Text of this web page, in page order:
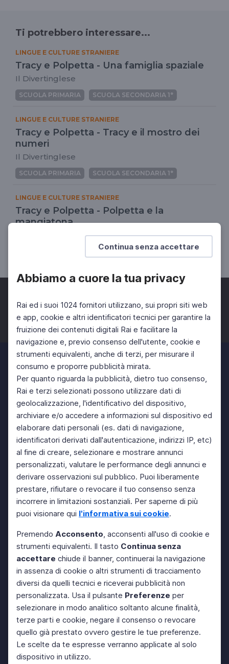
Continua senza accettare
Abbiamo a cuore la tua privacy
Rai ed i suoi 1024 fornitori utilizzano, sui propri siti web
e app, cookie e altri identificatori tecnici per garantire la
fruizione dei contenuti digitali Rai e facilitare la
navigazione e, previo consenso dell'utente, cookie e
strumenti equivalenti, anche di terzi, per misurare il
consumo e proporre pubblicità mirata.
Per quanto riguarda la pubblicità, dietro tuo consenso,
Rai e terzi selezionati possono utilizzare dati di
geolocalizzazione, l'identificativo del dispositivo,
archiviare e/o accedere a informazioni sul dispositivo ed
elaborare dati personali (es. dati di navigazione,
identificatori derivati dall'autenticazione, indirizzi IP, etc)
al fine di creare, selezionare e mostrare annunci
personalizzati, valutare le performance degli annunci e
derivare osservazioni sul pubblico. Puoi liberamente
prestare, rifiutare o revocare il tuo consenso senza
incorrere in limitazioni sostanziali. Per saperne di più
puoi visionare qui l'informativa sui cookie.
Premendo Acconsento, acconsenti all'uso di cookie e
strumenti equivalenti. Il tasto Continua senza
accettare chiude il banner, continuerai la navigazione
in assenza di cookie o altri strumenti di tracciamento
diversi da quelli tecnici e riceverai pubblicità non
personalizzata. Usa il pulsante Preferenze per
selezionare in modo analitico soltanto alcune finalità,
terze parti e cookie, negare il consenso o revocare
quello già prestato ovvero gestire le tue preferenze.
Le scelte da te espresse verranno applicate al solo
dispositivo in utilizzo.
Ti potrebbero interessare...
LINGUE E CULTURE STRANIERE
Tracy e Polpetta - Una famiglia spaziale
Il Divertinglese
SCUOLA PRIMARIA SCUOLA SECONDARIA 1°
LINGUE E CULTURE STRANIERE
Tracy e Polpetta - Tracy e il mostro dei
numeri
Il Divertinglese
SCUOLA PRIMARIA SCUOLA SECONDARIA 1°
LINGUE E CULTURE STRANIERE
Tracy e Polpetta - Polpetta e la
mangiatona
SCUOLA SECONDARIA 1°
Facebook Twitter Instagram